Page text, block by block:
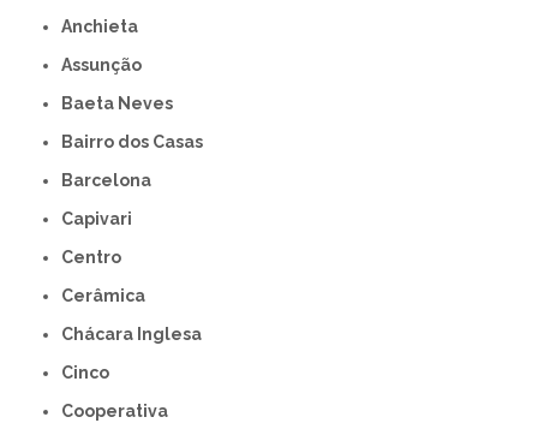
Anchieta
Assunção
Baeta Neves
Bairro dos Casas
Barcelona
Capivari
Centro
Cerâmica
Chácara Inglesa
Cinco
Cooperativa